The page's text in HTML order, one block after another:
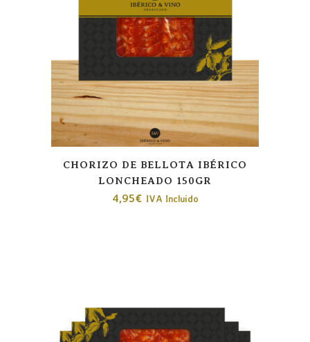
CHORIZO DE BELLOTA IBÉRICO
LONCHEADO 150GR
4,95€ IVA Incluido